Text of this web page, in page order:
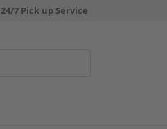
24/7 Pick up Service